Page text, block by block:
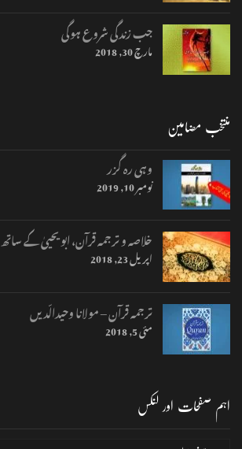
جب زندگی شروع ہوگی
مارچ 30, 2018
منتخب مضامین
وہی رہ گزر
نومبر 10, 2019
خلاصہ و ترجمہ قرآن، ابو یحییٰ کے ساتھ
اپریل 23, 2018
ترجمہ قرآن – مولانا وحیدالّدیں
مئی 5, 2018
اہم صفحات اور لنکس